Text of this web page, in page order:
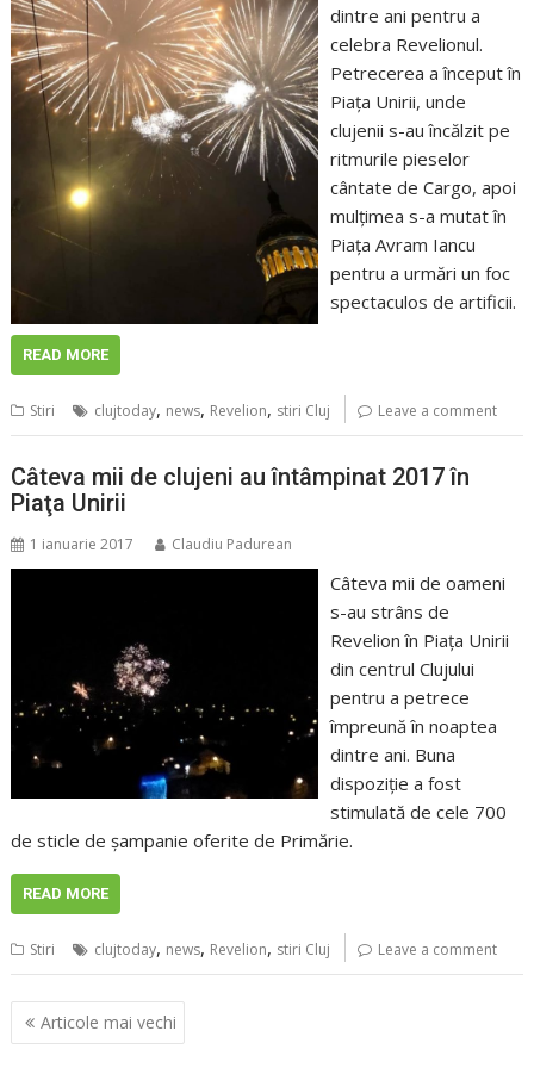
dintre ani pentru a
celebra Revelionul.
Petrecerea a început în
Piaţa Unirii, unde
clujenii s-au încălzit pe
ritmurile pieselor
cântate de Cargo, apoi
mulţimea s-a mutat în
Piaţa Avram Iancu
pentru a urmări un foc
spectaculos de artificii.
READ MORE
Stiri clujtoday, news, Revelion, stiri Cluj Leave a comment
Câteva mii de clujeni au întâmpinat 2017 în
Piaţa Unirii
1 ianuarie 2017 Claudiu Padurean
Câteva mii de oameni
s-au strâns de
Revelion în Piaţa Unirii
din centrul Clujului
pentru a petrece
împreună în noaptea
dintre ani. Buna
dispoziţie a fost
stimulată de cele 700
de sticle de şampanie oferite de Primărie.
READ MORE
Stiri clujtoday, news, Revelion, stiri Cluj Leave a comment
Navigare
în
Articole mai vechi